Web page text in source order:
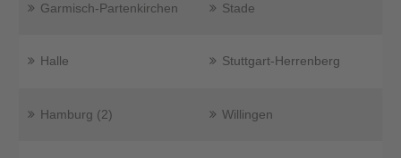
Garmisch-Partenkirchen
Halle
Hamburg (2)
Stade
Stuttgart-Herrenberg
Willingen